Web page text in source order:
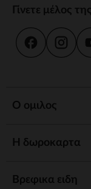
Γίνετε μέλος
Ο ομιλος
Η δωροκαρτα
Βρεφικα ειδη